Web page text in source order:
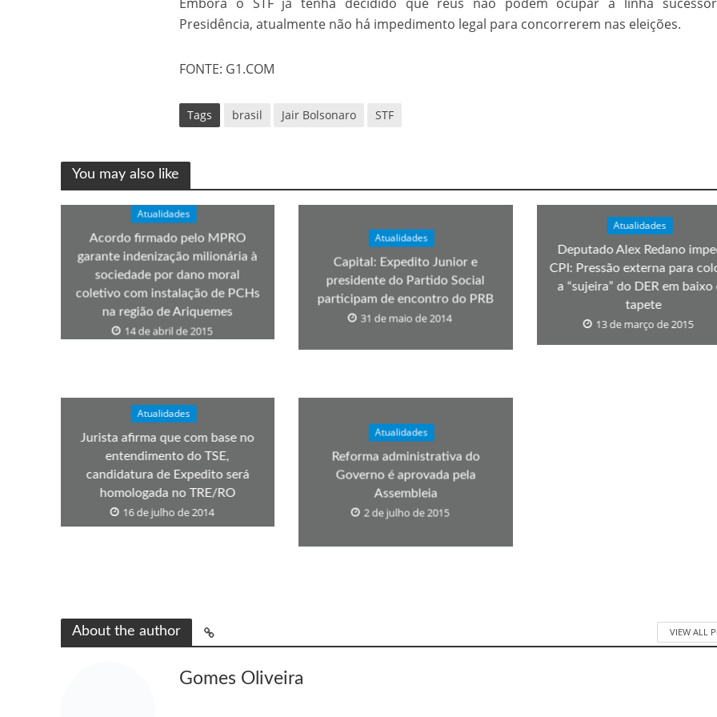
Presidência, atualmente não há impedimento legal para concorrerem nas eleições.
FONTE: G1.COM
Tags brasil Jair Bolsonaro STF
You may also like
Atualidades
Acordo firmado pelo MPRO
garante indenização milionária à
sociedade por dano moral
coletivo com instalação de PCHs
na região de Ariquemes
14 de abril de 2015
Atualidades
Capital: Expedito Junior e
presidente do Partido Social
participam de encontro do PRB
31 de maio de 2014
Atualidades
Deputado Alex Redano
CPI: Pressão externa para
a “sujeira” do DER em baixo
tapete
13 de março de 2015
Atualidades
Jurista afirma que com base no
entendimento do TSE,
candidatura de Expedito será
homologada no TRE/RO
16 de julho de 2014
Atualidades
Reforma administrativa do
Governo é aprovada pela
Assembleia
2 de julho de 2015
About the author VIEW ALL
Gomes Oliveira